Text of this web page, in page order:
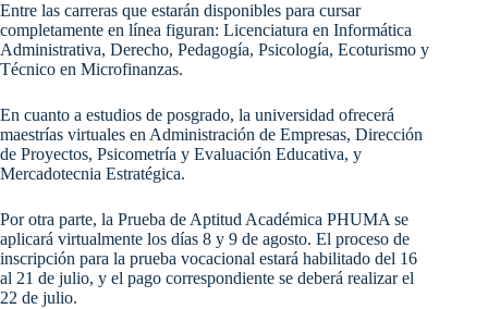
Entre las carreras que estarán disponibles para cursar
completamente en línea figuran: Licenciatura en Informática
Administrativa, Derecho, Pedagogía, Psicología, Ecoturismo y
Técnico en Microfinanzas.
En cuanto a estudios de posgrado, la universidad ofrecerá
maestrías virtuales en Administración de Empresas, Dirección
de Proyectos, Psicometría y Evaluación Educativa, y
Mercadotecnia Estratégica.
Por otra parte, la Prueba de Aptitud Académica PHUMA se
aplicará virtualmente los días 8 y 9 de agosto. El proceso de
inscripción para la prueba vocacional estará habilitado del 16
al 21 de julio, y el pago correspondiente se deberá realizar el
22 de julio.